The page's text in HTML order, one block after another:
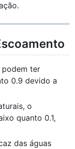
podem ter
0.9 devido a
o
quanto 0.1,
das águas